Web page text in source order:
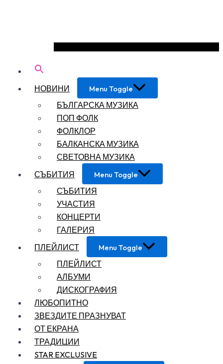
НОВИНИ Menu Toggle
БЪЛГАРСКА МУЗИКА
ПОП ФОЛК
ФОЛКЛОР
БАЛКАНСКА МУЗИКА
СВЕТОВНА МУЗИКА
СЪБИТИЯ
Menu Toggle
СЪБИТИЯ
УЧАСТИЯ
КОНЦЕРТИ
ГАЛЕРИЯ
ПЛЕЙЛИСТ
Menu Toggle
ПЛЕЙЛИСТ
АЛБУМИ
ДИСКОГРАФИЯ
ЛЮБОПИТНО
ЗВЕЗДИТЕ ПРАЗНУВАТ
ОТ ЕКРАНА
ТРАДИЦИИ
STAR EXCLUSIVE